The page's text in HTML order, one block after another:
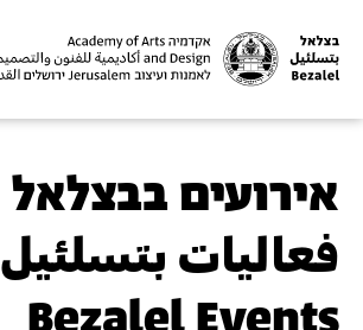
אירועים בבצלאל
فعاليات بتسلئيل